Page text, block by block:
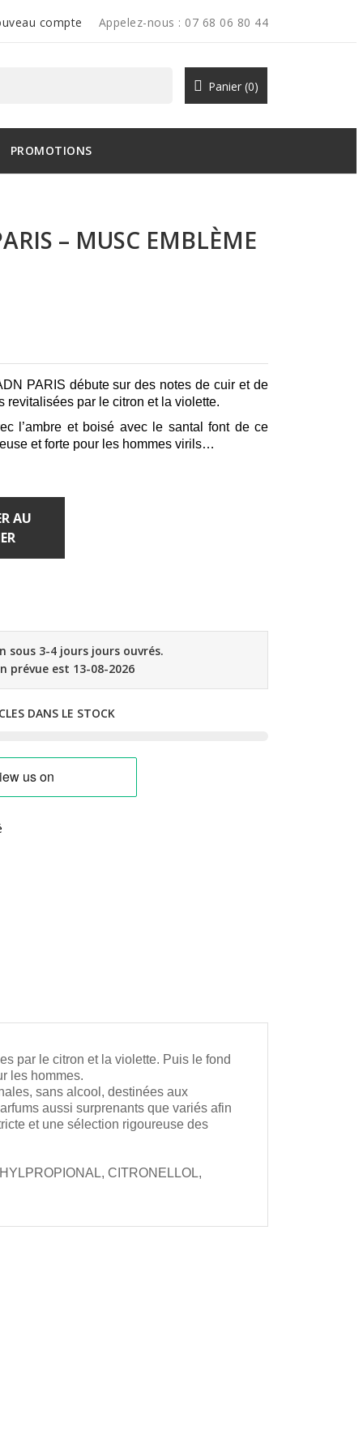
compte Appelez-nous : 07 68 06 80 44
Panier (0)
PROMOTIONS
– MUSC EMBLÈME
PARIS débute sur des notes de cuir et de
revitalisées par le citron et la violette.
l’ambre et boisé avec le santal font de ce
et forte pour les hommes virils…
AU
sous 3-4 jours jours ouvrés.
prévue est 13-08-2026
DANS LE STOCK
par le citron et la violette. Puis le fond
les hommes.
sans alcool, destinées aux
aussi surprenants que variés afin
et une sélection rigoureuse des
CITRONELLOL,